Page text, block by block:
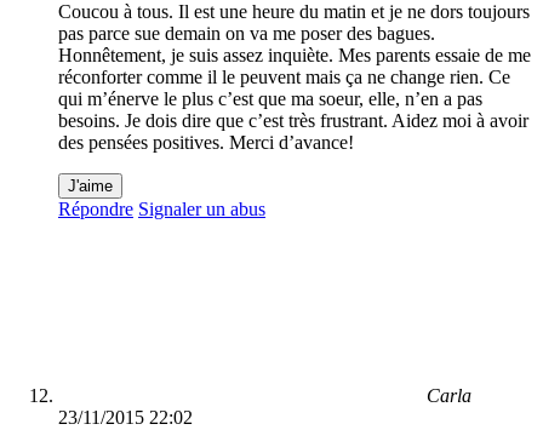
Coucou à tous. Il est une heure du matin et je ne dors toujours
pas parce sue demain on va me poser des bagues.
Honnêtement, je suis assez inquiète. Mes parents essaie de me
réconforter comme il le peuvent mais ça ne change rien. Ce
qui m’énerve le plus c’est que ma soeur, elle, n’en a pas
besoins. Je dois dire que c’est très frustrant. Aidez moi à avoir
des pensées positives. Merci d’avance!
J'aime
Répondre Signaler un abus
Carla
23/11/2015 22:02